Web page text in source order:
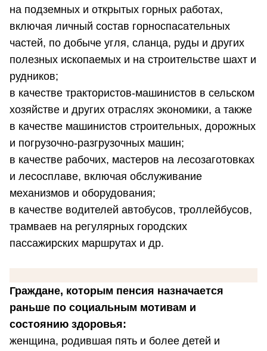
на подземных и открытых горных работах,
включая личный состав горноспасательных
частей, по добыче угля, сланца, руды и других
полезных ископаемых и на строительстве шахт и
рудников;
в качестве трактористов-машинистов в сельском
хозяйстве и других отраслях экономики, а также
в качестве машинистов строительных, дорожных
и погрузочно-разгрузочных машин;
в качестве рабочих, мастеров на лесозаготовках
и лесосплаве, включая обслуживание
механизмов и оборудования;
в качестве водителей автобусов, троллейбусов,
трамваев на регулярных городских
пассажирских маршрутах и др.
Граждане, которым пенсия назначается
раньше по социальным мотивам и
состоянию здоровья:
женщина, родившая пять и более детей и